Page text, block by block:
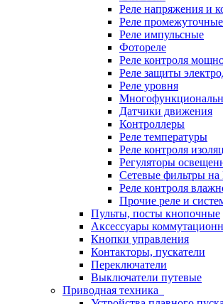
Реле напряжения и
Реле промежуточные
Реле импульсные
Фотореле
Реле контроля
Реле защиты
Реле уровня
Датчики движения
Контроллеры
Реле температуры
Реле контроля
Регуляторы
Сетевые фильтры
Реле контроля
Прочие реле и
Пульты, посты кнопочные
Аксессуары
Кнопки управления
Контакторы, пускатели
Переключатели
Выключатели путевые
Приводная техника